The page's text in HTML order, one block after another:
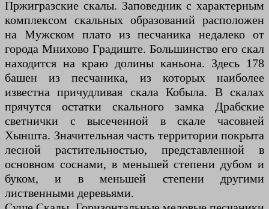
Пржигразские скалы. Заповедник с характерным
комплексом скальных образований расположен
на Мужском плато из песчаника недалеко от
города Мнихово Градиште. Большинство его скал
находится на краю долины каньона. Здесь 178
башен из песчаника, из которых наиболее
известна причудливая скала Кобыла. В скалах
прячутся остатки скального замка Драбские
светнички с высеченной в скале часовней
Хыншта. Значительная часть территории покрыта
лесной растительностью, представленной в
основном соснами, в меньшей степени дубом и
буком, и в меньшей степени другими
лиственными деревьями.